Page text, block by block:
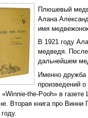
Плюшевый
Алана
имя
В 1921 году
медведя.
дальнейшем
Именно
произведений
the-Pooh» в
Вторая книга про